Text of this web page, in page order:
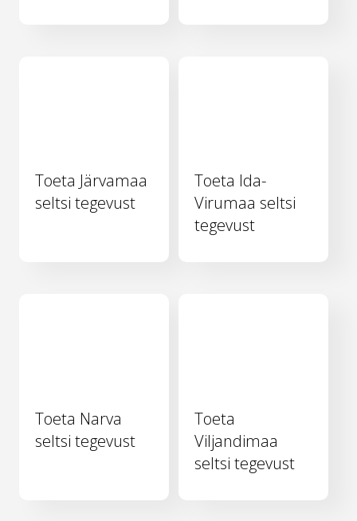
Toeta Järvamaa
seltsi tegevust
Toeta Ida-
Virumaa seltsi
tegevust
Toeta Narva
seltsi tegevust
Toeta
Viljandimaa
seltsi tegevust